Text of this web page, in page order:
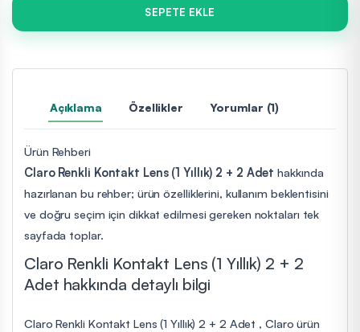
SEPETE EKLE
Açıklama Özellikler Yorumlar (1)
Ürün Rehberi
Claro Renkli Kontakt Lens (1 Yıllık) 2 + 2 Adethakkında
hazırlanan bu rehber; ürün özelliklerini, kullanım beklentisini
ve doğru seçim için dikkat edilmesi gereken noktaları tek
sayfada toplar.
Claro Renkli Kontakt Lens (1 Yıllık) 2 + 2
Adet hakkında detaylı bilgi
Claro Renkli Kontakt Lens (1 Yıllık) 2 + 2 Adet , Claro ürün